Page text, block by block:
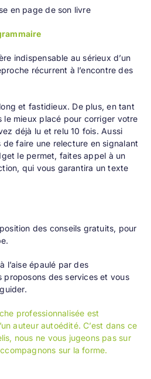
en page de son livre
indispensable au sérieux d’un
récurrent à l’encontre des
et fastidieux. De plus, en tant
le mieux placé pour corriger votre
déjà lu et relu 10 fois. Aussi
faire une relecture en signalant
le permet, faites appel à un
qui vous garantira un texte
des conseils gratuits, pour
l’aise épaulé par des
proposons des services et vous
professionnalisée est
auteur autoédité. C’est dans ce
nous ne vous jugeons pas sur
sur la forme.